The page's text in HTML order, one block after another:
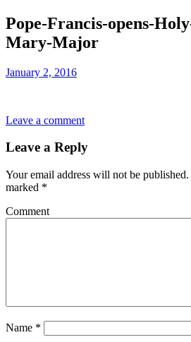
Pope-Francis-opens-
Mary-Major
January 2, 2016
Leave a comment
Leave a Reply
Your email address will not be published.
marked *
Comment
Name *